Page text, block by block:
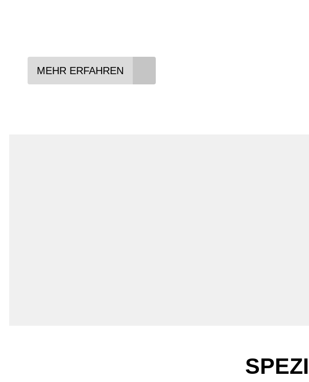
MEHR ERFAHREN